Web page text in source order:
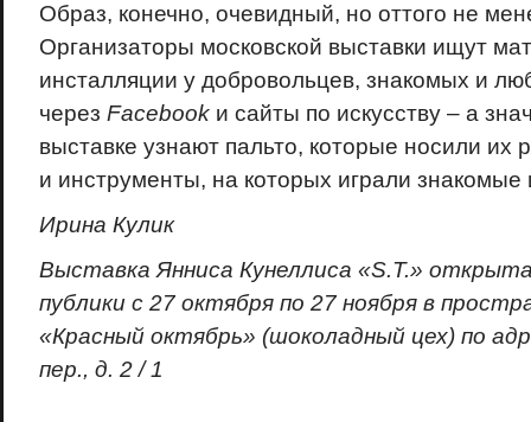
Образ, конечно, очевидный, но оттого не
Организаторы московской выставки ищут
инсталляции у добровольцев, знакомых и
через Facebookи сайты по искусству – а
выставке узнают пальто, которые носили их
и инструменты, на которых играли
Ирина Кулик
Выставка Янниса Кунеллиса «S.T.»
публики с 27 октября по 27 ноября в
«Красный октябрь» (шоколадный цех) по
пер., д. 2 / 1